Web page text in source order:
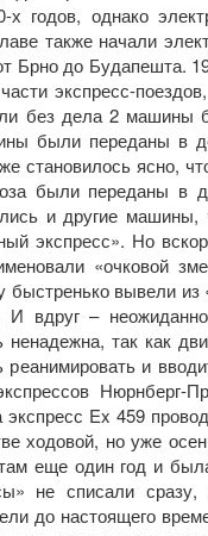
годов, однако
также начали
Брно до Будапешта.
экспресс-
без дела 2 машины
были переданы в
становилось ясно,
были переданы в
и другие машины,
экспресс». Но
«очковой
вывели из
И вдруг –
ненадежна, так как
и
экспресс Ex 459
ходовой, но уже
еще один год и
не списали
до настоящего